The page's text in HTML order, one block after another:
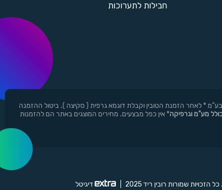
חבילות לתערוכות
ר.י.ד בע"מ * לאחר הזמנת הטובין וקבלת דוגמא גרפית ( סקיצה ). ביטול ההזמנה
מע"מ וגרפיקה* אין כפל מבצעים. מחירים המוצגים באתר הם להזמנות
כל הזכויות שמורות רובין ריד 2025 דיגיטל